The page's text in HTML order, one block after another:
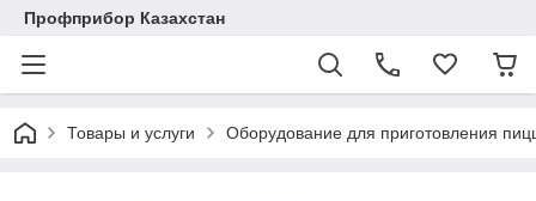
Профприбор Казахстан
Товары и услуги Оборудование для приготовления